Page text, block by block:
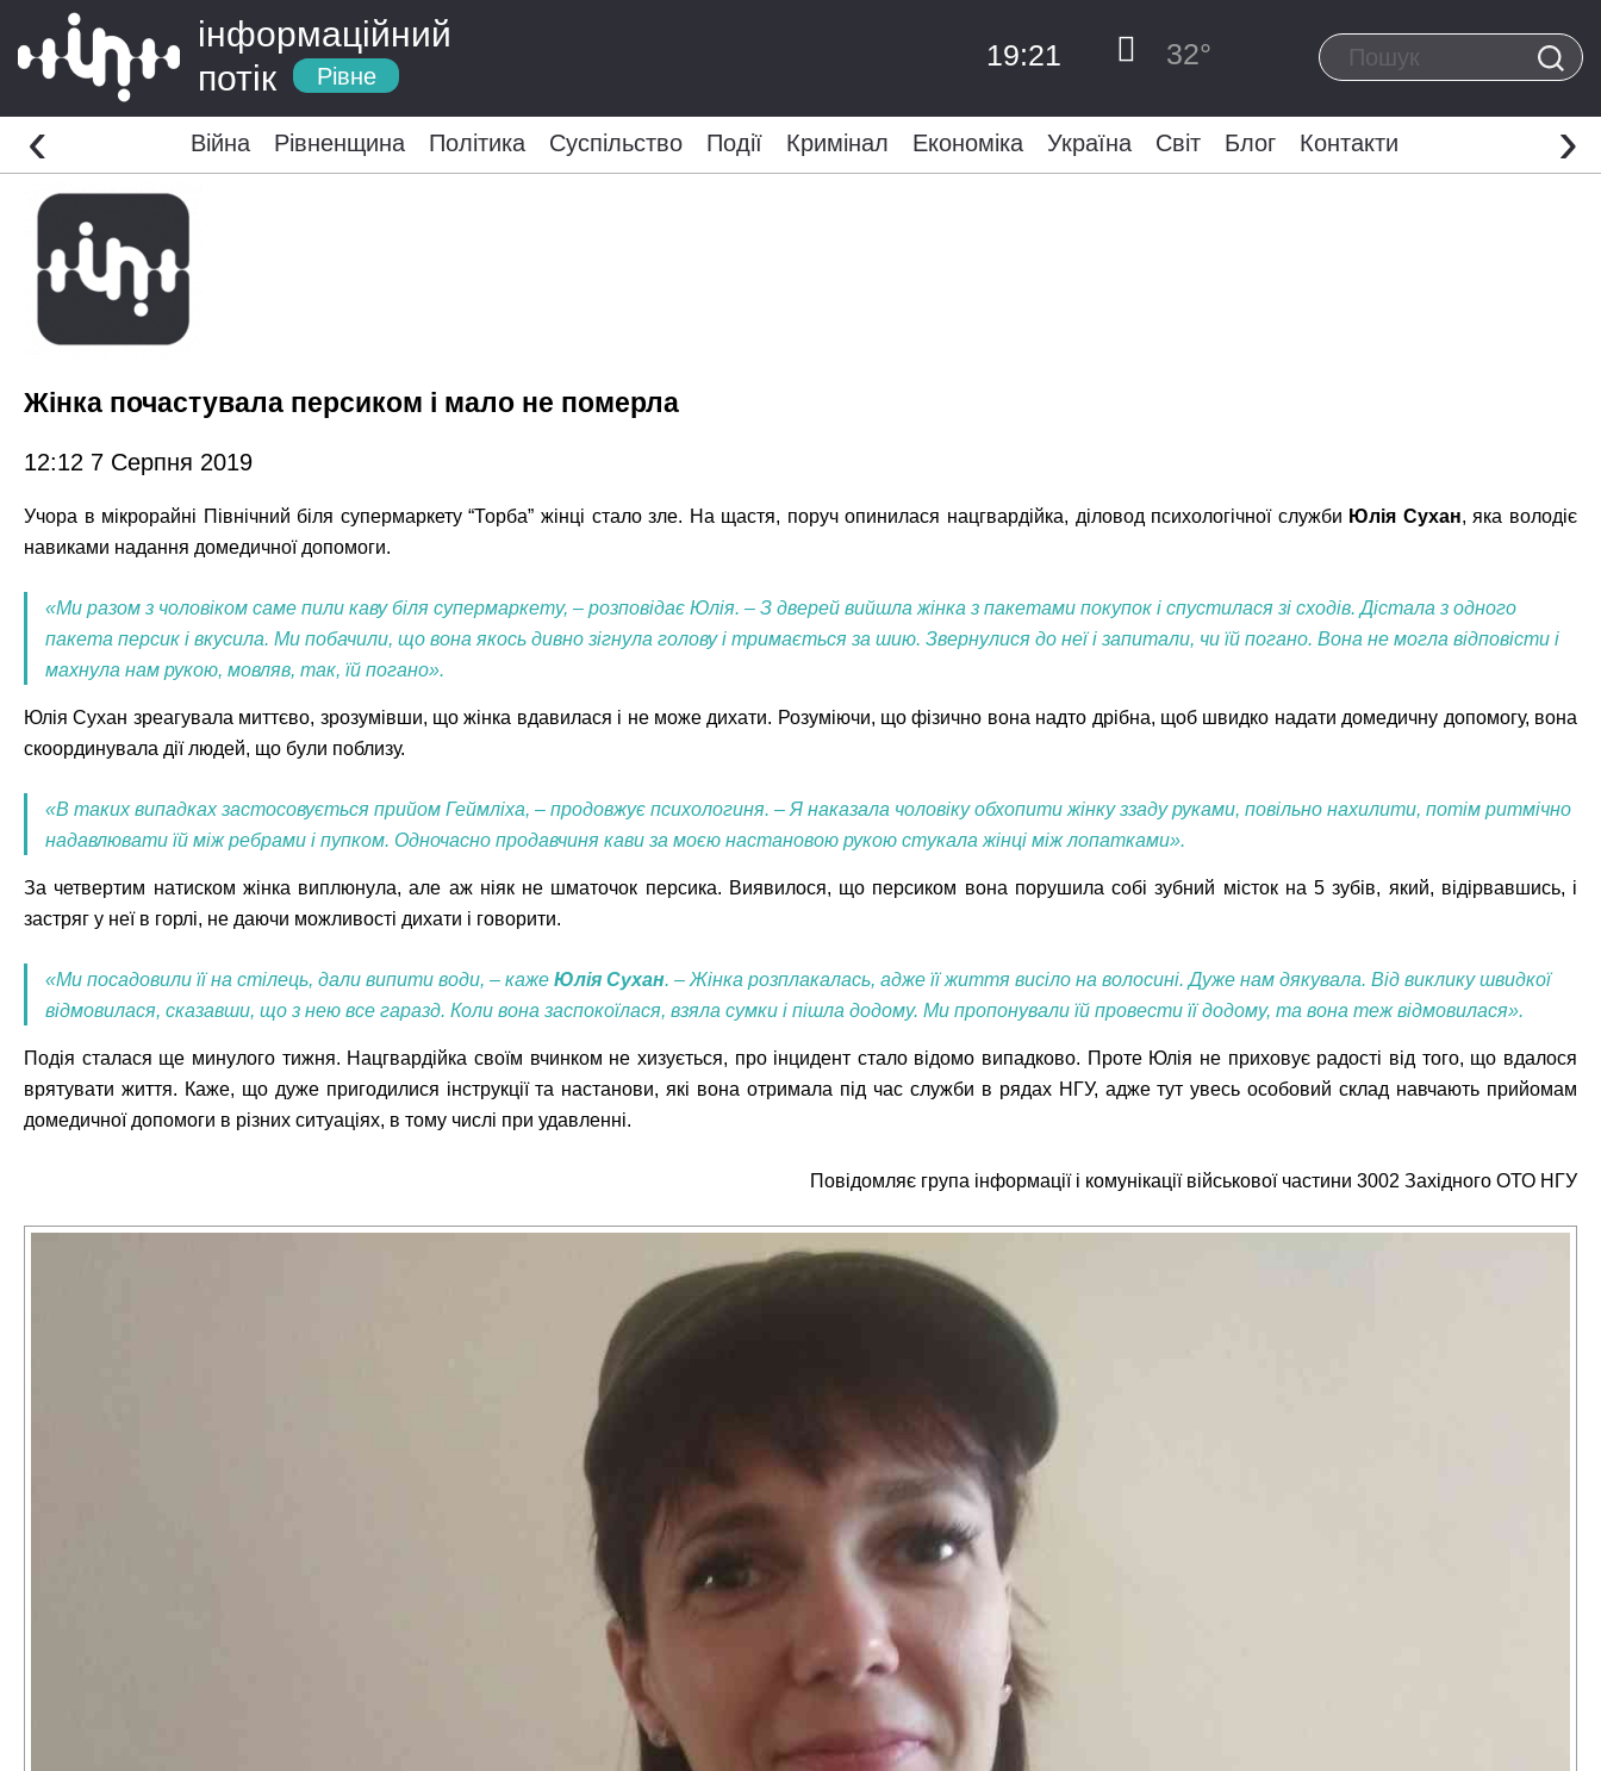
інформаційний
потік
Рівне
19:21 32°
Війна Рівненщина Політика Суспільство Події Кримінал Економіка Україна Світ Блог Контакти
‹ ›
Жінка почастувала персиком і мало не померла
12:12 7 Серпня 2019
Учора в мікрорайні Північний біля супермаркету “Торба” жінці стало зле. На щастя, поруч опинилася нацгвардійка, діловод психологічної служби Юлія Сухан, яка володіє
навиками надання домедичної допомоги.
«Ми разом з чоловіком саме пили каву біля супермаркету, – розповідає Юлія. – З дверей вийшла жінка з пакетами покупок і спустилася зі сходів. Дістала з одного
пакета персик і вкусила. Ми побачили, що вона якось дивно зігнула голову і тримається за шию. Звернулися до неї і запитали, чи їй погано. Вона не могла відповісти і
махнула нам рукою, мовляв, так, їй погано».
Юлія Сухан зреагувала миттєво, зрозумівши, що жінка вдавилася і не може дихати. Розуміючи, що фізично вона надто дрібна, щоб швидко надати домедичну допомогу, вона
скоординувала дії людей, що були поблизу.
«В таких випадках застосовується прийом Геймліха, – продовжує психологиня. – Я наказала чоловіку обхопити жінку ззаду руками, повільно нахилити, потім ритмічно
надавлювати їй між ребрами і пупком. Одночасно продавчиня кави за моєю настановою рукою стукала жінці між лопатками».
За четвертим натиском жінка виплюнула, але аж ніяк не шматочок персика. Виявилося, що персиком вона порушила собі зубний місток на 5 зубів, який, відірвавшись, і
застряг у неї в горлі, не даючи можливості дихати і говорити.
«Ми посадовили її на стілець, дали випити води, – каже Юлія Сухан. – Жінка розплакалась, адже її життя висіло на волосині. Дуже нам дякувала. Від виклику швидкої
відмовилася, сказавши, що з нею все гаразд. Коли вона заспокоїлася, взяла сумки і пішла додому. Ми пропонували їй провести її додому, та вона теж відмовилася».
Подія сталася ще минулого тижня. Нацгвардійка своїм вчинком не хизується, про інцидент стало відомо випадково. Проте Юлія не приховує радості від того, що вдалося
врятувати життя. Каже, що дуже пригодилися інструкції та настанови, які вона отримала під час служби в рядах НГУ, адже тут увесь особовий склад навчають прийомам
домедичної допомоги в різних ситуаціях, в тому числі при удавленні.
Повідомляє група інформації і комунікації військової частини 3002 Західного ОТО НГУ